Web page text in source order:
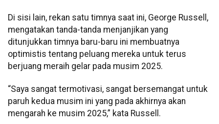
Di sisi lain, rekan satu timnya saat ini, George Russell,
mengatakan tanda-tanda menjanjikan yang
ditunjukkan timnya baru-baru ini membuatnya
optimistis tentang peluang mereka untuk terus
berjuang meraih gelar pada musim 2025.
“Saya sangat termotivasi, sangat bersemangat untuk
paruh kedua musim ini yang pada akhirnya akan
mengarah ke musim 2025,” kata Russell.